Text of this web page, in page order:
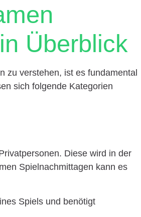
Überblick
zu verstehen, ist es fundamental
sich folgende Kategorien
Diese wird in der
Spielnachmittagen kann es
Spiels und benötigt